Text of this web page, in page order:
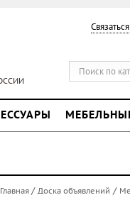
Главная / Доска объявлений /